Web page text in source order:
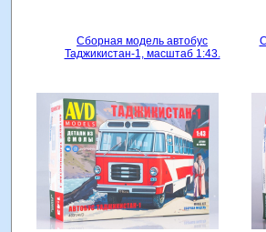
Сборная модель автобус
Таджикистан-1, масштаб 1:43.